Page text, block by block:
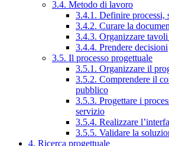
3.4. Metodo di lavoro
3.4.1. Definire processi,
3.4.2. Curare la
3.4.3. Organizzare
3.4.4. Prendere decisioni
3.5. Il processo progettuale
3.5.1. Organizzare il
3.5.2. Comprendere il
pubblico
3.5.3. Progettare i
servizio
3.5.4. Realizzare
3.5.5. Validare la
4. Ricerca progettuale